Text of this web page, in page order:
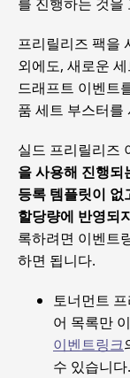
프리릴리즈 팩을
외에도, 새로운
드래프트 이벤트
품 세트 부스터를
실드 프리릴리즈
을 사용해 진행되
등록 템플릿이 없
할당량에 반영되
록하려면 이벤트
하면 됩니다.
토너먼트
어 목록만
이벤트링크
수 있습니